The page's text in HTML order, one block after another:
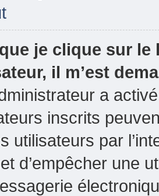
je clique sur le
il m’est
a
inscrits
utilisateurs par
d’empêcher une